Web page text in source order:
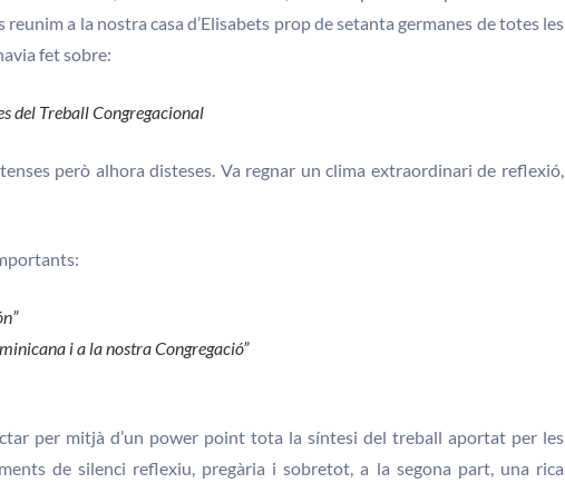
a la nostra casa d’Elisabets prop de setanta germanes de totes les
fet sobre:
del Treball Congregacional
però alhora disteses. Va regnar un clima extraordinari de reflexió,
i a la nostra Congregació”
per mitjà d’un power point tota la síntesi del treball aportat per les
de silenci reflexiu, pregària i sobretot, a la segona part, una rica